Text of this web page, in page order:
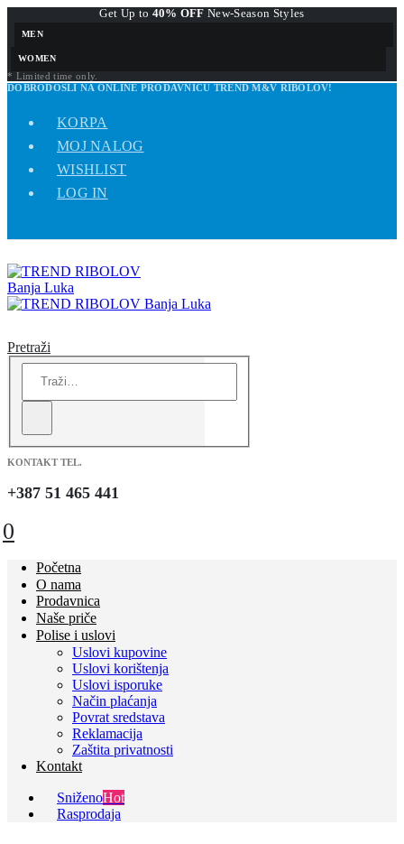
Get Up to 40% OFF New-Season Styles
MEN
WOMEN
* Limited time only.
DOBRODOŠLI NA ONLINE PRODAVNICU TREND M&V RIBOLOV!
KORPA
MOJ NALOG
WISHLIST
LOG IN
Pretraži
KONTAKT TEL.
+387 51 465 441
0
Početna
O nama
Prodavnica
Naše priče
Polise i uslovi
Uslovi kupovine
Uslovi korištenja
Uslovi isporuke
Način plaćanja
Povrat sredstava
Reklamacija
Zaštita privatnosti
Kontakt
SniženoHot
Rasprodaja